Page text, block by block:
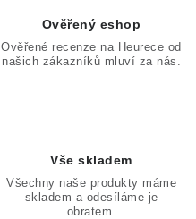
Ověřený eshop
Ověřené recenze na Heurece od
našich zákazníků mluví za nás.
Vše skladem
Všechny naše produkty máme
skladem a odesíláme je
obratem.